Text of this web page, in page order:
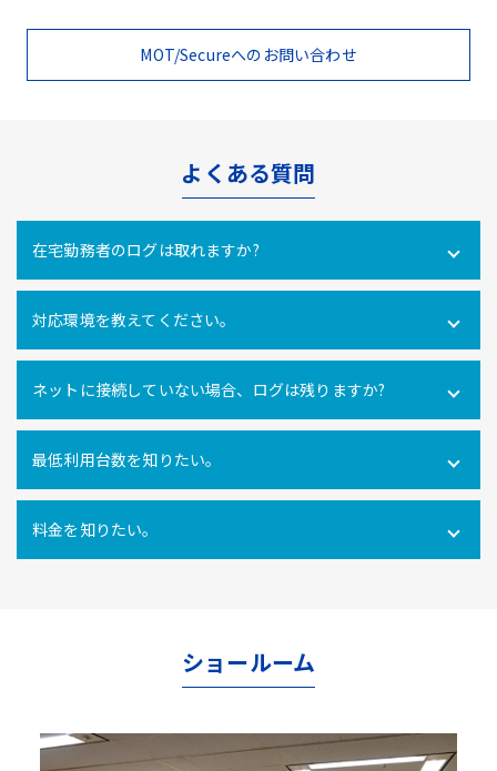
MOT/Secureへのお問い合わせ
よくある質問
在宅勤務者のログは取れますか?
可能です。社内だけでなく社外にあるPCの操作ログを取得
できます。
対応環境を教えてください。
Windows10・11 全エディション macOS 11(Big Sur)、
12(Monterey)、13(Ventura) ※Macクライアントでは、PC
利用時間ログ（PC利用開始・終了、無操作時間）のみの対
ネットに接続していない場合、ログは残りますか?
インターネットに接続できない環境でのパソコン利用も利
用ログをパソコン内に一時的に蓄積し、インターネットへ
の再接続時に遡ってパソコン利用ログを管理サーバにアッ
刻を行うことができます。
最低利用台数を知りたい。
10ライセンス以上からご利用いただけます。
料金を知りたい。
ショールーム